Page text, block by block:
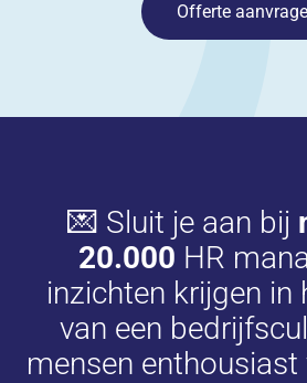
Offerte
💌 Sluit je aan bij
20.000 HR
inzichten krijgen in
van een
mensen enthousiast